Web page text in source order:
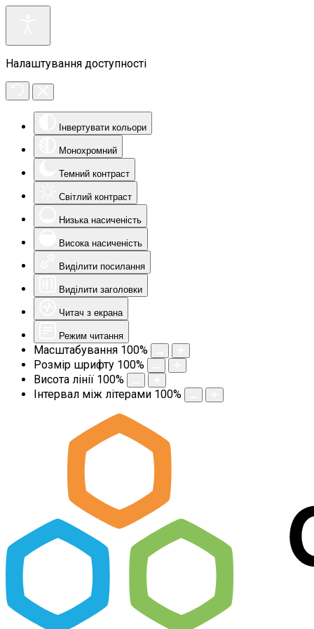
Налаштування доступності
Інвертувати кольори
Монохромний
Темний контраст
Світлий контраст
Низька насиченість
Висока насиченість
Виділити посилання
Виділити заголовки
Читач з екрана
Режим читання
Масштабування 100%
Розмір шрифту 100%
Висота лінії 100%
Інтервал між літерами 100%